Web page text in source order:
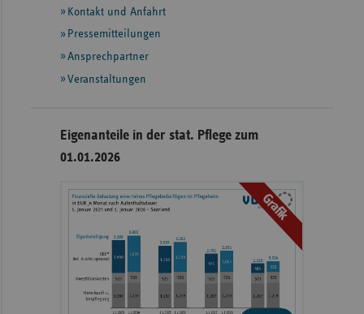
InformationenKontakt und Anfahrt
Pressemitteilungen
Ansprechpartner
Veranstaltungen
Eigenanteile in der stat. Pflege zum
01.01.2026
Grafik